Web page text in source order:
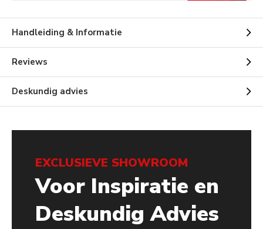
Handleiding & Informatie
Reviews
Deskundig advies
EXCLUSIEVE SHOWROOM
Voor Inspiratie en
Deskundig Advies